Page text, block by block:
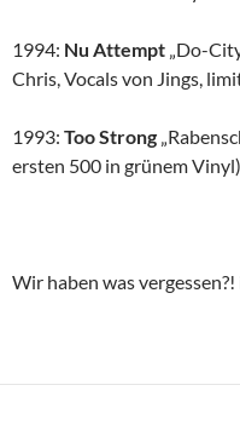
1994: Nu Attempt „Do-
Chris, Vocals von Jings,
1993: Too Strong
ersten 500 in grünem
Wir haben was